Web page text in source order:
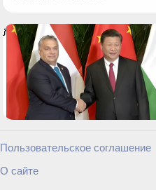
}
Пользовательское соглашение
О сайте